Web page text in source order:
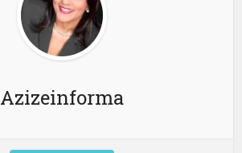
Azizeinforma